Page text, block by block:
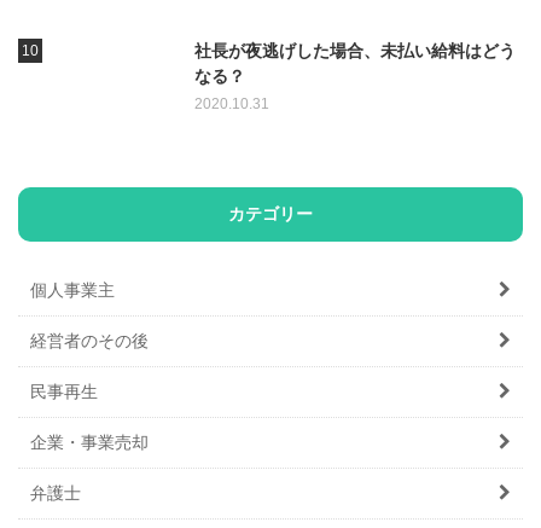
社長が夜逃げした場合、未払い給料はどう
なる？
2020.10.31
カテゴリー
個人事業主
経営者のその後
民事再生
企業・事業売却
弁護士